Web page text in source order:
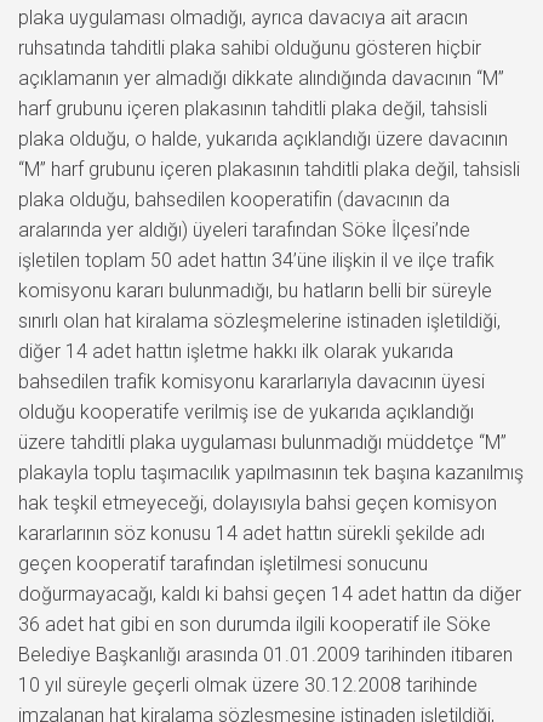
plaka uygulaması olmadığı, ayrıca davacıya ait aracın
ruhsatında tahditli plaka sahibi olduğunu gösteren hiçbir
açıklamanın yer almadığı dikkate alındığında davacının “M”
harf grubunu içeren plakasının tahditli plaka değil, tahsisli
plaka olduğu, o halde, yukarıda açıklandığı üzere davacının
“M” harf grubunu içeren plakasının tahditli plaka değil, tahsisli
plaka olduğu, bahsedilen kooperatifin (davacının da
aralarında yer aldığı) üyeleri tarafından Söke İlçesi’nde
işletilen toplam 50 adet hattın 34’üne ilişkin il ve ilçe trafik
komisyonu kararı bulunmadığı, bu hatların belli bir süreyle
sınırlı olan hat kiralama sözleşmelerine istinaden işletildiği,
diğer 14 adet hattın işletme hakkı ilk olarak yukarıda
bahsedilen trafik komisyonu kararlarıyla davacının üyesi
olduğu kooperatife verilmiş ise de yukarıda açıklandığı
üzere tahditli plaka uygulaması bulunmadığı müddetçe “M”
plakayla toplu taşımacılık yapılmasının tek başına kazanılmış
hak teşkil etmeyeceği, dolayısıyla bahsi geçen komisyon
kararlarının söz konusu 14 adet hattın sürekli şekilde adı
geçen kooperatif tarafından işletilmesi sonucunu
doğurmayacağı, kaldı ki bahsi geçen 14 adet hattın da diğer
36 adet hat gibi en son durumda ilgili kooperatif ile Söke
Belediye Başkanlığı arasında 01.01.2009 tarihinden itibaren
10 yıl süreyle geçerli olmak üzere 30.12.2008 tarihinde
imzalanan hat kiralama sözleşmesine istinaden işletildiği,